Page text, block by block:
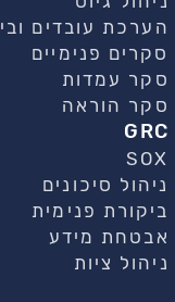
הערכת עובדים
סקרים פנימיים
סקר עמדות
סקר הוראה
GRC
SOX
ניהול סיכונים
ביקורת פנימית
אבטחת מידע
ניהול ציות